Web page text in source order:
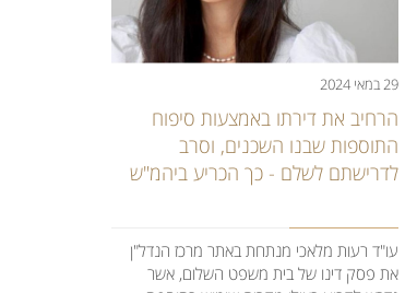
29 במאי 2024
הרחיב את דירתו באמצעות סיפוח
התוספות שבנו השכנים, וסרב
לדרישתם לשלם - כך הכריע ביהמ"ש
עו"ד רעות מלאכי מנתחת באתר מרכז הנדל"ן
את פסק דינו של בית משפט השלום, אשר